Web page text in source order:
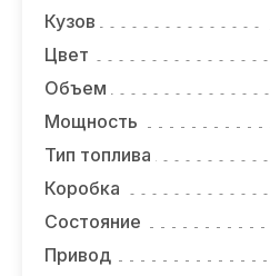
Кузов
Цвет
Объем
Мощность
Тип топлива
Коробка
Состояние
Привод